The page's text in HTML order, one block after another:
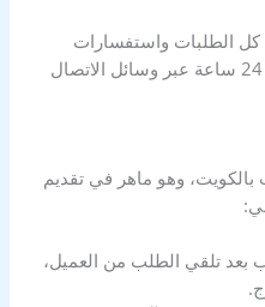
الطلبات واستفسارات
العملاء، وتلقي الطلبات على مدار 24 ساعة عبر وسائل الاتصال
وهو ماهر في تقديم
بعد تلقي الطلب من العميل،